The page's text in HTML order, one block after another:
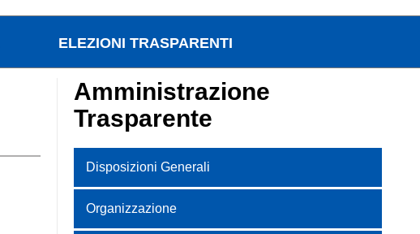
ELEZIONI TRASPARENTI
Amministrazione
Trasparente
Disposizioni Generali
Organizzazione